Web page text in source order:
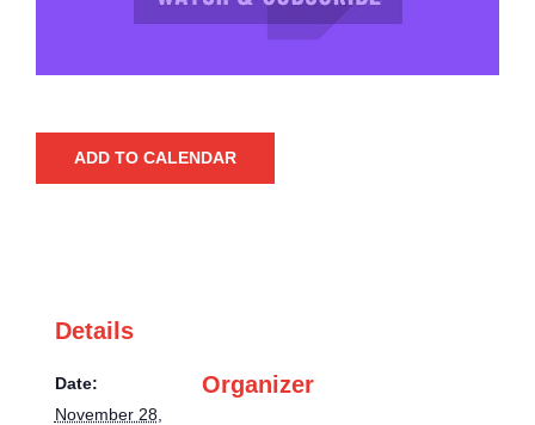
ADD TO CALENDAR
Details
Date:
November 28,
Organizer